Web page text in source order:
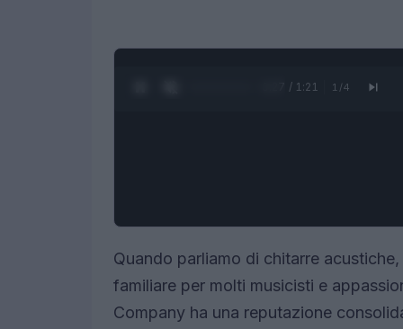
0:28 / 1:21 1 /4
Quando parliamo di chitarre
familiare per molti musicisti e
Company ha una reputazione